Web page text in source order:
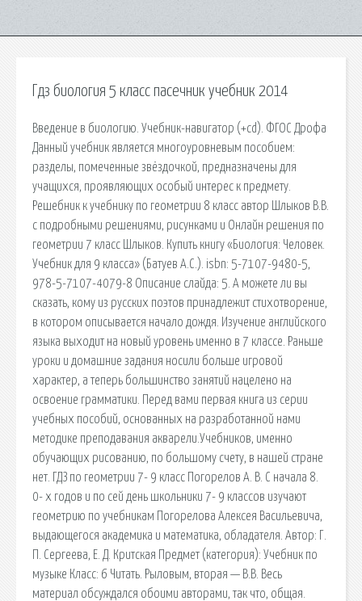
Гдз биология 5 класс пасечник учебник 2014
Введение в биологию. Учебник-навигатор (+cd). ФГОС Дрофа
Данный учебник является многоуровневым пособием:
разделы, помеченные звёздочкой, предназначены для
учащихся, проявляющих особый интерес к предмету.
Решебник к учебнику по геометрии 8 класс автор Шлыков В.В.
с подробными решениями, рисунками и Онлайн решения по
геометрии 7 класс Шлыков. Купить книгу «Биология: Человек.
Учебник для 9 класса» (Батуев А.С.). isbn: 5-7107-9480-5,
978-5-7107-4079-8 Описание слайда: 5. А можете ли вы
сказать, кому из русских поэтов принадлежит стихотворение,
в котором описывается начало дождя. Изучение английского
языка выходит на новый уровень именно в 7 классе. Раньше
уроки и домашние задания носили больше игровой
характер, а теперь большинство занятий нацелено на
освоение грамматики. Перед вами первая книга из серии
учебных пособий, основанных на разработанной нами
методике преподавания акварели.Учебников, именно
обучающих рисованию, по большому счету, в нашей стране
нет. ГДЗ по геометрии 7- 9 класс Погорелов А. В. С начала 8.
0- х годов и по сей день школьники 7- 9 классов изучают
геометрию по учебникам Погорелова Алексея Васильевича,
выдающегося академика и математика, обладателя. Автор: Г.
П. Сергеева, Е. Д. Критская Предмет (категория): Учебник по
музыке Класс: 6 Читать. Рыловым, вторая — В.В. Весь
материал обсуждался обоими авторами, так что, общая.